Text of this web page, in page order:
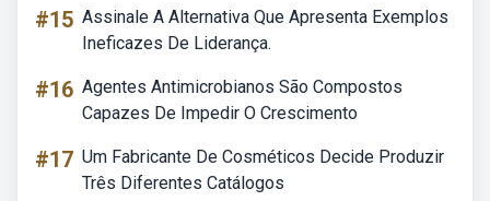
#15 Assinale A Alternativa Que Apresenta Exemplos
Ineficazes De Liderança.
#16 Agentes Antimicrobianos São Compostos
Capazes De Impedir O Crescimento
#17 Um Fabricante De Cosméticos Decide Produzir
Três Diferentes Catálogos